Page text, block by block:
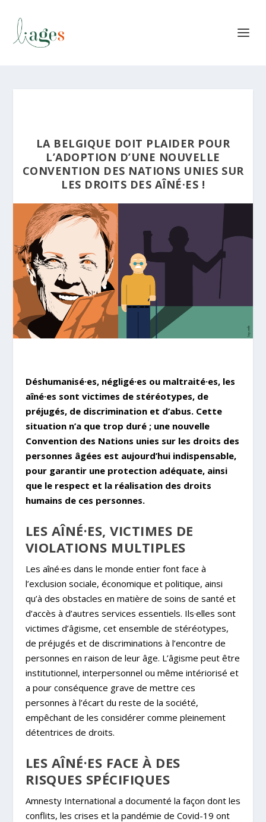
LA BELGIQUE DOIT PLAIDER POUR
L’ADOPTION D’UNE NOUVELLE
CONVENTION DES NATIONS UNIES SUR
LES DROITS DES AÎNÉ·ES !
Déshumanisé·es, négligé·es ou maltraité·es, les
aîné·es sont victimes de stéréotypes, de
préjugés, de discrimination et d’abus. Cette
situation n’a que trop duré ; une nouvelle
Convention des Nations unies sur les droits des
personnes âgées est aujourd’hui indispensable,
pour garantir une protection adéquate, ainsi
que le respect et la réalisation des droits
humains de ces personnes.
LES AÎNÉ·ES, VICTIMES DE
VIOLATIONS MULTIPLES
Les aîné·es dans le monde entier font face à
l’exclusion sociale, économique et politique, ainsi
qu’à des obstacles en matière de soins de santé et
d’accès à d’autres services essentiels. Ils·elles sont
victimes d’âgisme, cet ensemble de stéréotypes,
de préjugés et de discriminations à l’encontre de
personnes en raison de leur âge. L’âgisme peut être
institutionnel, interpersonnel ou même intériorisé et
a pour conséquence grave de mettre ces
personnes à l’écart du reste de la société,
empêchant de les considérer comme pleinement
détentrices de droits.
LES AÎNÉ·ES FACE À DES
RISQUES SPÉCIFIQUES
Amnesty International a documenté la façon dont les
conflits, les crises et la pandémie de Covid-19 ont